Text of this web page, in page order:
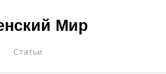
Мир
Статьи